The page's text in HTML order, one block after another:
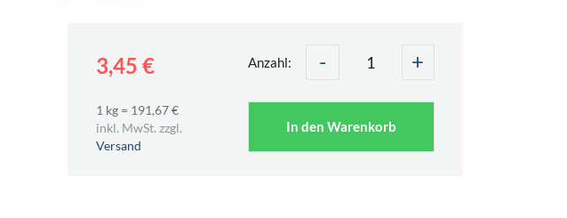
3,45 € Anzahl: - +
1 kg = 191,67 €
inkl. MwSt. zzgl.
Versand
In den Warenkorb